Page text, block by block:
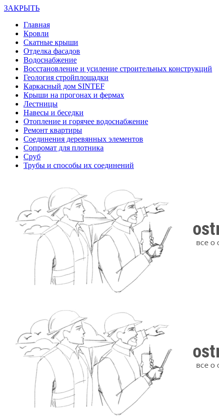
ЗАКРЫТЬ
Главная
Кровли
Скатные крыши
Отделка фасадов
Водоснабжение
Восстановление и усиление строительных конструкций
Геология стройплощадки
Каркасный дом SINTEF
Крыши на прогонах и фермах
Лестницы
Навесы и беседки
Отопление и горячее водоснабжение
Ремонт квартиры
Соединения деревянных элементов
Сопромат для плотника
Сруб
Трубы и способы их соединений